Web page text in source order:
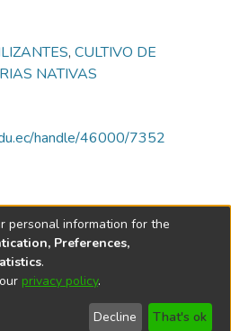
, CULTIVO DE
NATIVAS
handle/46000/7352
© 2002-2026
End User
Send
personal information for the
Preferences,
.
privacy policy.
Decline That's ok